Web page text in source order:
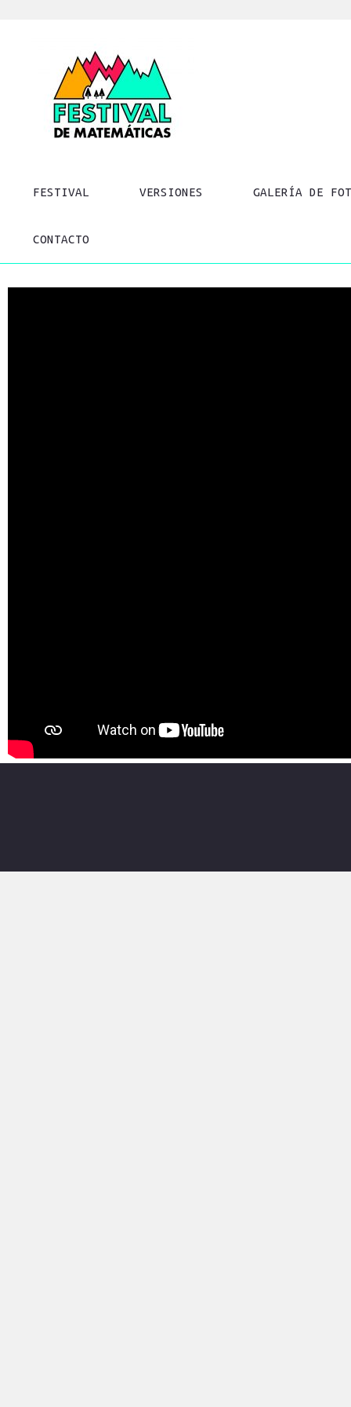
FESTIVAL VERSIONES GALERÍA DE
CONTACTO